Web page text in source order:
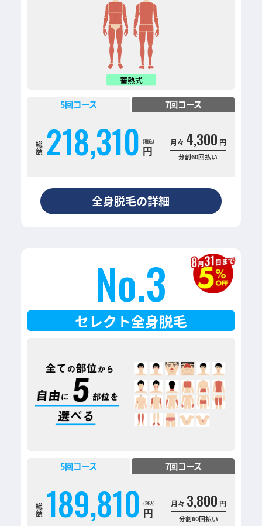
5回コース 7回コース
総
額 218,310 円
月々 4,300 円
分割60回払い
全身脱毛の詳細
No.3
セレクト全身脱毛
5回コース 7回コース
総
額 189,810 円
月々 3,800 円
分割60回払い